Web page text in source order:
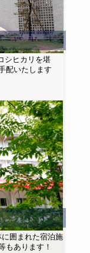
シヒカリを堪
配いたします
囲まれた宿泊施
もあります！